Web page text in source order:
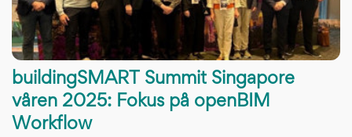
buildingSMART Summit Singapore
våren 2025: Fokus på openBIM
Workflow